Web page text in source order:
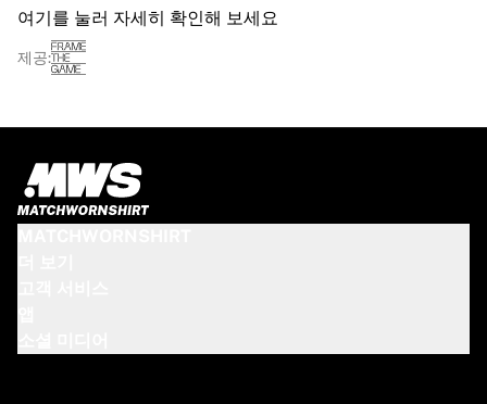
여기를 눌러 자세히 확인해 보세요
제공: